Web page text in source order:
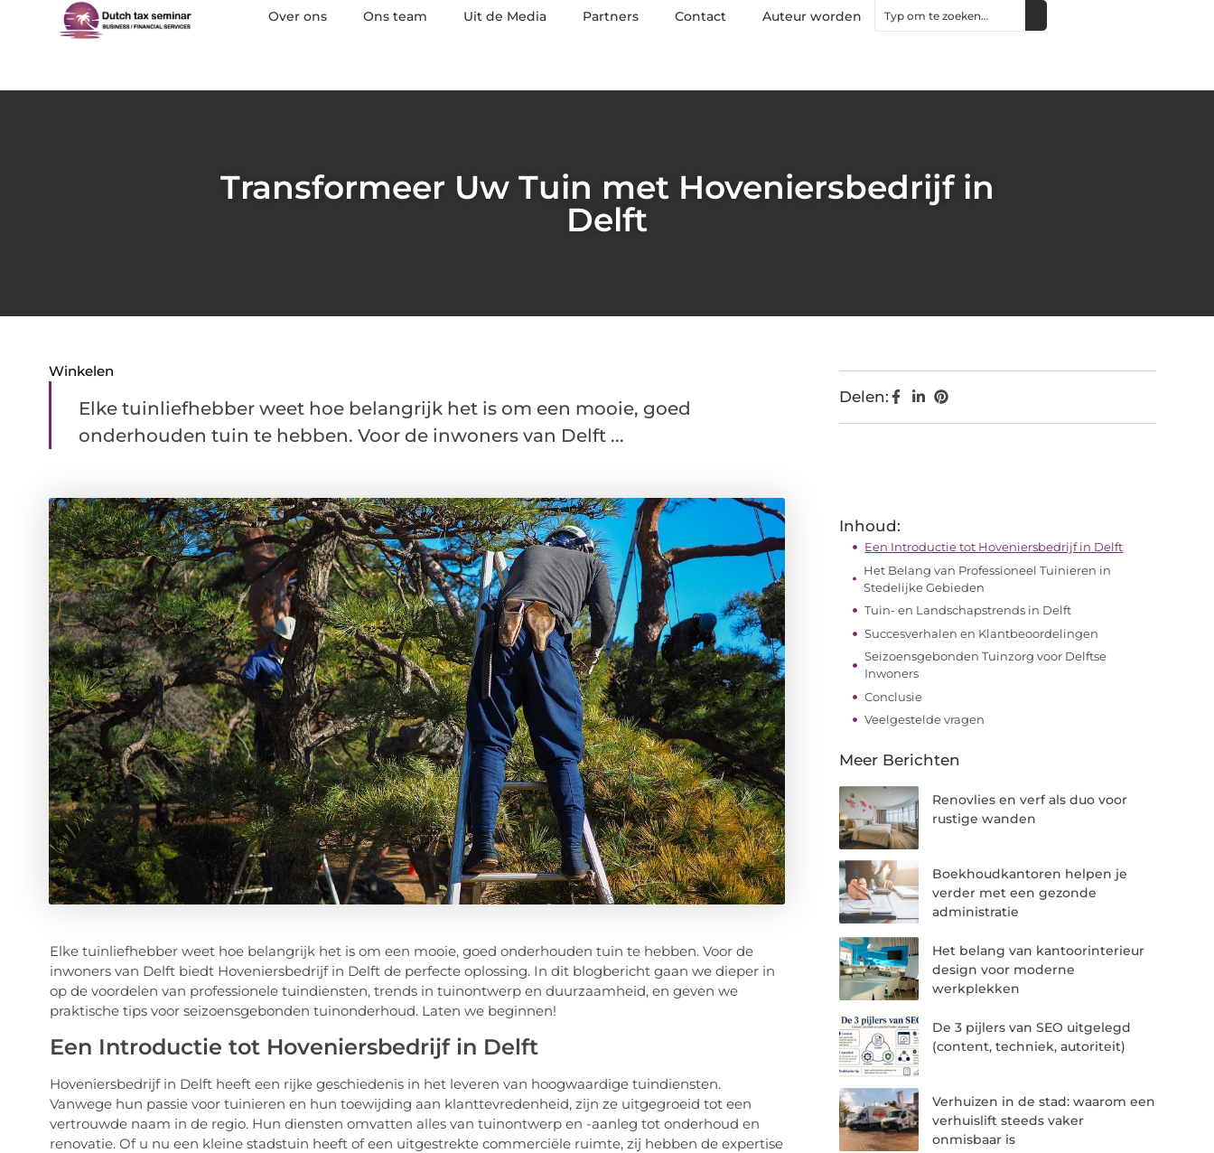
Over ons Ons team Uit de Media Partners Contact Auteur worden
Transformeer Uw Tuin met Hoveniersbedrijf in
Delft
Winkelen
Elke tuinliefhebber weet hoe belangrijk het is om een mooie, goed
onderhouden tuin te hebben. Voor de inwoners van Delft ...
Elke tuinliefhebber weet hoe belangrijk het is om een mooie, goed onderhouden tuin te hebben. Voor de
inwoners van Delft biedt Hoveniersbedrijf in Delft de perfecte oplossing. In dit blogbericht gaan we dieper in
op de voordelen van professionele tuindiensten, trends in tuinontwerp en duurzaamheid, en geven we
praktische tips voor seizoensgebonden tuinonderhoud. Laten we beginnen!
Een Introductie tot Hoveniersbedrijf in Delft
Hoveniersbedrijf in Delft heeft een rijke geschiedenis in het leveren van hoogwaardige tuindiensten.
Vanwege hun passie voor tuinieren en hun toewijding aan klanttevredenheid, zijn ze uitgegroeid tot een
vertrouwde naam in de regio. Hun diensten omvatten alles van tuinontwerp en -aanleg tot onderhoud en
renovatie. Of u nu een kleine stadstuin heeft of een uitgestrekte commerciële ruimte, zij hebben de expertise
Delen:
Inhoud:
Een Introductie tot Hoveniersbedrijf in Delft
Het Belang van Professioneel Tuinieren in
Stedelijke Gebieden
Tuin- en Landschapstrends in Delft
Succesverhalen en Klantbeoordelingen
Seizoensgebonden Tuinzorg voor Delftse
Inwoners
Conclusie
Veelgestelde vragen
Meer Berichten
Renovlies en verf als duo voor
rustige wanden
Boekhoudkantoren helpen je
verder met een gezonde
administratie
Het belang van kantoorinterieur
design voor moderne
werkplekken
De 3 pijlers van SEO uitgelegd
(content, techniek, autoriteit)
Verhuizen in de stad: waarom een
verhuislift steeds vaker
onmisbaar is